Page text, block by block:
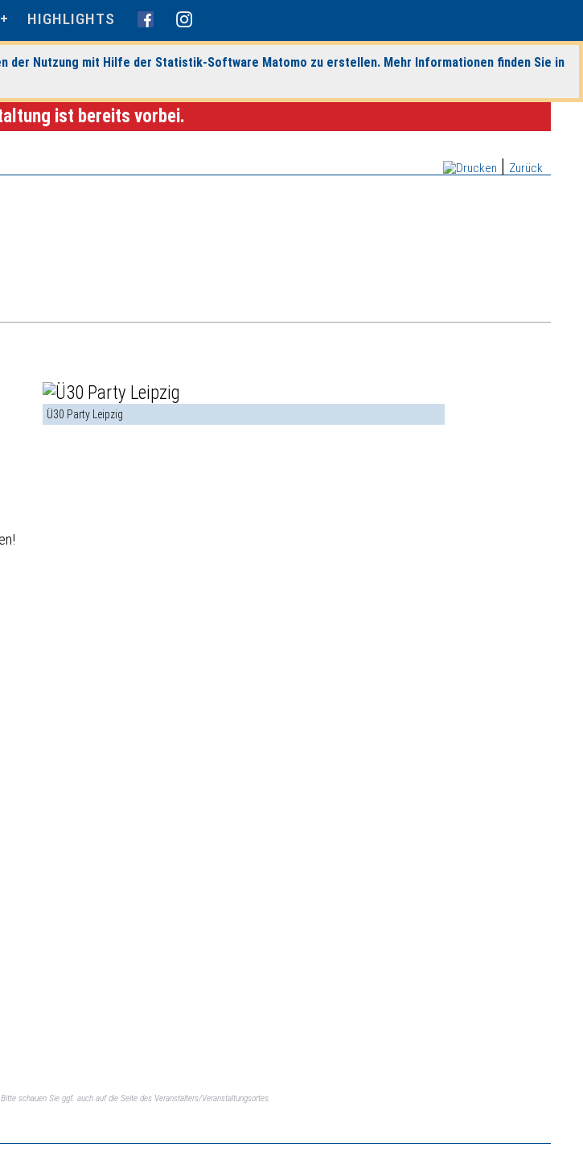
HIGHLIGHTS
der Nutzung mit Hilfe der Statistik-Software Matomo zu erstellen. Mehr Informationen finden Sie in
ist bereits vorbei.
Zurück
Ü30 Party Leipzig
schauen Sie ggf. auch auf die Seite des Veranstalters/Veranstaltungsortes.